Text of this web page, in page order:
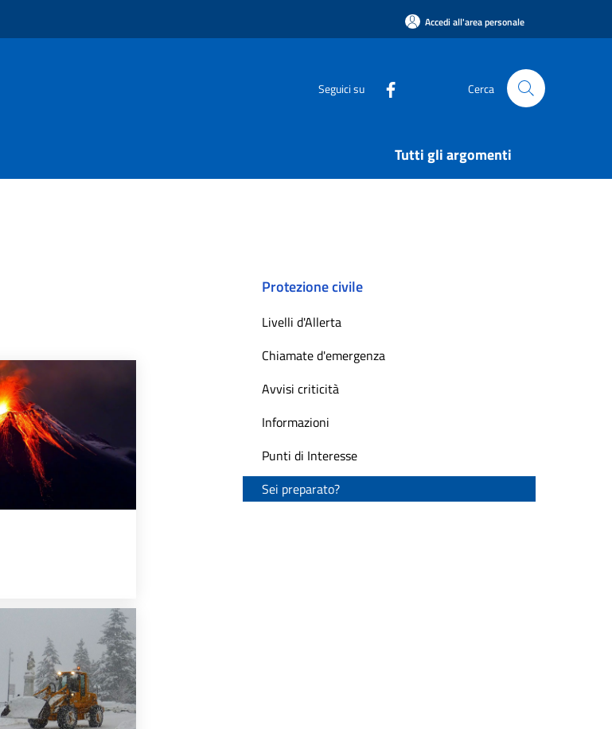
Accedi all'area personale
Seguici su Cerca
Tutti gli argomenti
Protezione civile
Livelli d'Allerta
Chiamate d'emergenza
Avvisi criticità
Informazioni
Punti di Interesse
Sei preparato?